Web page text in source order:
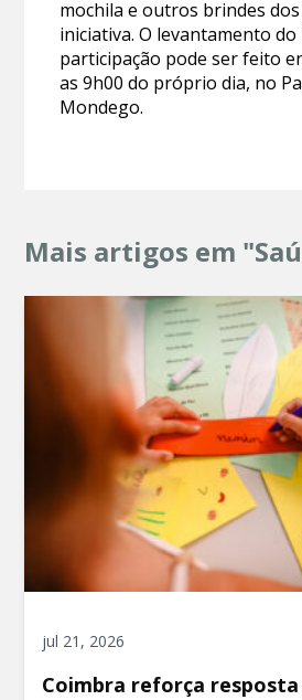
mochila e outros brindes
iniciativa. O levantamento do
participação pode ser feito
as 9h00 do próprio dia, no
Mondego.
Mais artigos em
jul 21, 2026
Coimbra reforça resposta